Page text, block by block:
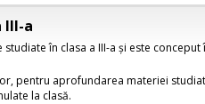
a
în clasa a III-a și este
pentru aprofundarea materiei
la clasă.